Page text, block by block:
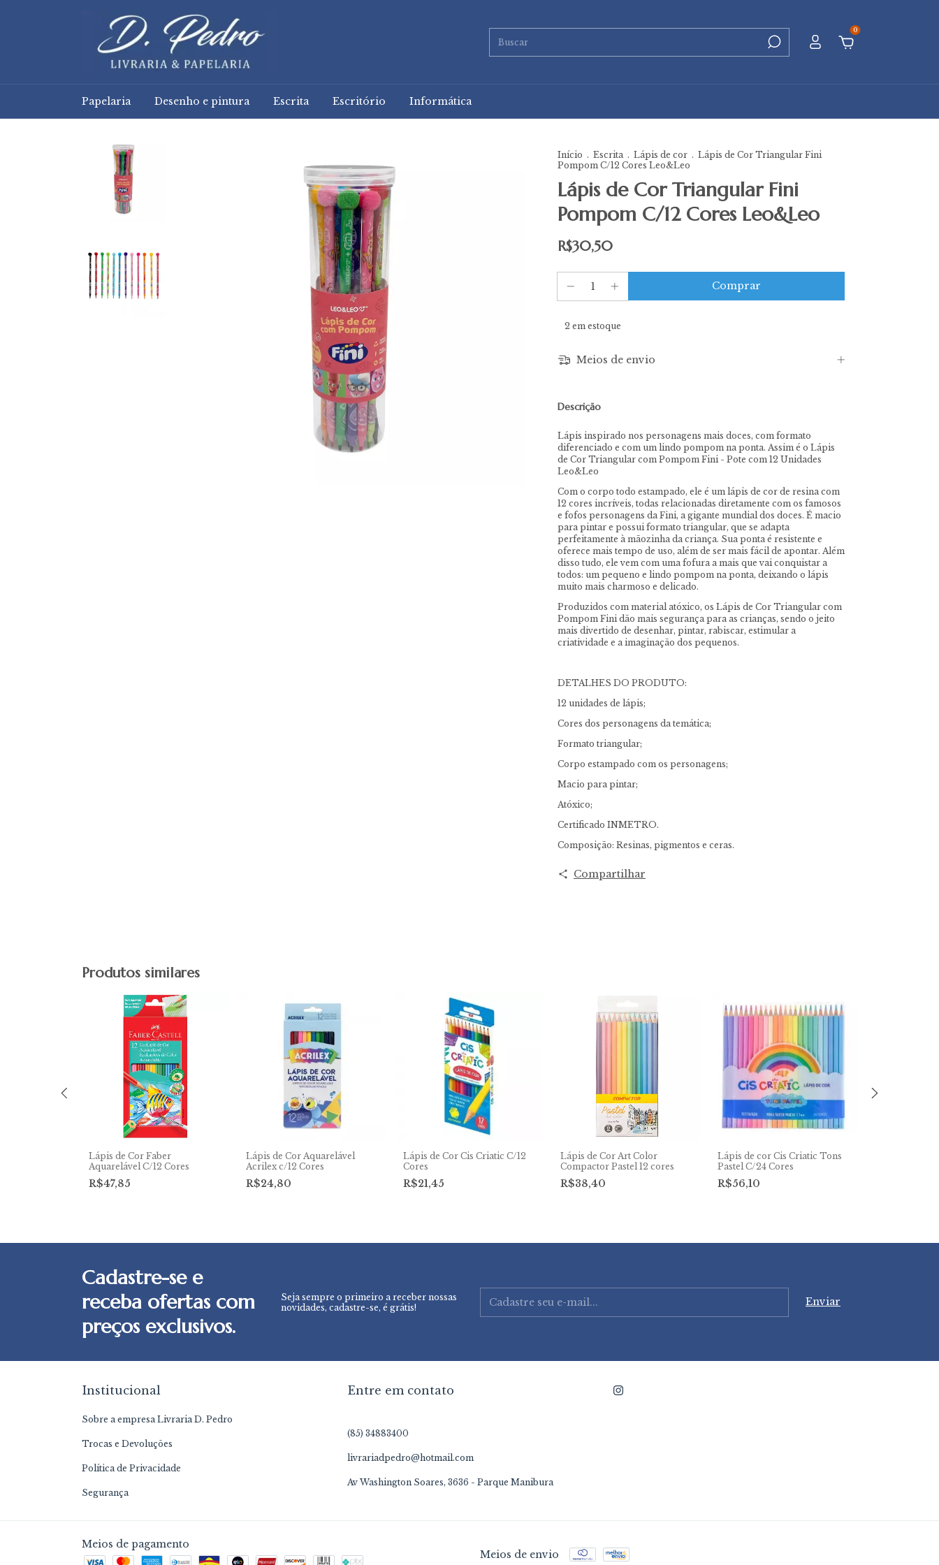
0
Papelaria Desenho e pintura Escrita Escritório Informática
Início . Escrita . Lápis de cor . Lápis de Cor Triangular Fini
Pompom C/12 Cores Leo&Leo
Lápis de Cor Triangular Fini
Pompom C/12 Cores Leo&Leo
R$30,50
2 em estoque
Meios de envio
Descrição
Lápis inspirado nos personagens mais doces, com formato
diferenciado e com um lindo pompom na ponta. Assim é o Lápis
de Cor Triangular com Pompom Fini - Pote com 12 Unidades
Leo&Leo
Com o corpo todo estampado, ele é um lápis de cor de resina com
12 cores incríveis, todas relacionadas diretamente com os famosos
e fofos personagens da Fini, a gigante mundial dos doces. É macio
para pintar e possui formato triangular, que se adapta
perfeitamente à mãozinha da criança. Sua ponta é resistente e
oferece mais tempo de uso, além de ser mais fácil de apontar. Além
disso tudo, ele vem com uma fofura a mais que vai conquistar a
todos: um pequeno e lindo pompom na ponta, deixando o lápis
muito mais charmoso e delicado.
Produzidos com material atóxico, os Lápis de Cor Triangular com
Pompom Fini dão mais segurança para as crianças, sendo o jeito
mais divertido de desenhar, pintar, rabiscar, estimular a
criatividade e a imaginação dos pequenos.
DETALHES DO PRODUTO:
12 unidades de lápis;
Cores dos personagens da temática;
Formato triangular;
Corpo estampado com os personagens;
Macio para pintar;
Atóxico;
Certificado INMETRO.
Composição: Resinas, pigmentos e ceras.
Compartilhar
Produtos similares
Lápis de Cor Faber
Aquarelável C/12 Cores
R$47,85
Lápis de Cor Aquarelável
Acrilex c/12 Cores
R$24,80
Lápis de Cor Cis Criatic C/12
Cores
R$21,45
Lápis de Cor Art Color
Compactor Pastel 12 cores
R$38,40
Lápis de cor Cis Criatic Tons
Pastel C/24 Cores
R$56,10
Cadastre-se e
receba ofertas com
preços exclusivos.
Seja sempre o primeiro a receber nossas
novidades, cadastre-se, é grátis!
Institucional
Sobre a empresa Livraria D. Pedro
Trocas e Devoluções
Política de Privacidade
Segurança
Entre em contato
(85) 34883400
livrariadpedro@hotmail.com
Av Washington Soares, 3636 - Parque Manibura
Meios de pagamento
Meios de envio